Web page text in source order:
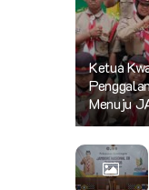
Ketua
Menuju